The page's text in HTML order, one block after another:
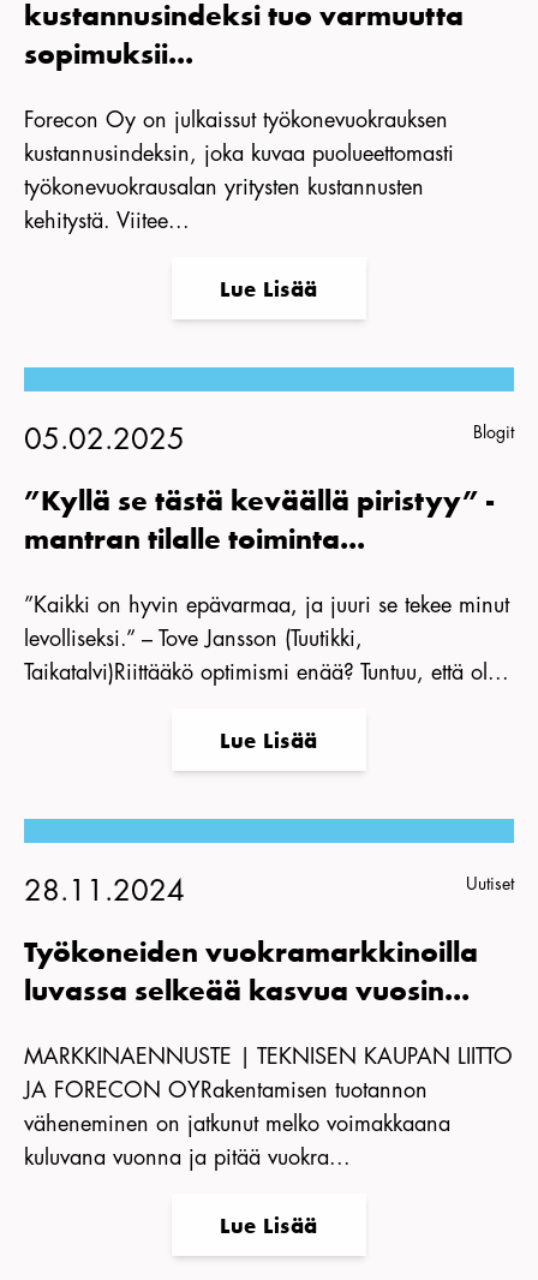
kustannusindeksi tuo varmuutta
sopimuksii...
Forecon Oy on julkaissut työkonevuokrauksen
kustannusindeksin, joka kuvaa puolueettomasti
työkonevuokrausalan yritysten kustannusten
kehitystä. Viitee...
Lue Lisää
05.02.2025 Blogit
”Kyllä se tästä keväällä piristyy” -
mantran tilalle toiminta...
”Kaikki on hyvin epävarmaa, ja juuri se tekee minut
levolliseksi.” – Tove Jansson (Tuutikki,
Taikatalvi)Riittääkö optimismi enää? Tuntuu, että ol...
Lue Lisää
28.11.2024 Uutiset
Työkoneiden vuokramarkkinoilla
luvassa selkeää kasvua vuosin...
MARKKINAENNUSTE | TEKNISEN KAUPAN LIITTO
JA FORECON OYRakentamisen tuotannon
väheneminen on jatkunut melko voimakkaana
kuluvana vuonna ja pitää vuokra...
Lue Lisää